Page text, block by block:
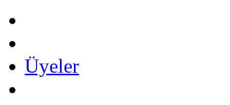
Üyeler